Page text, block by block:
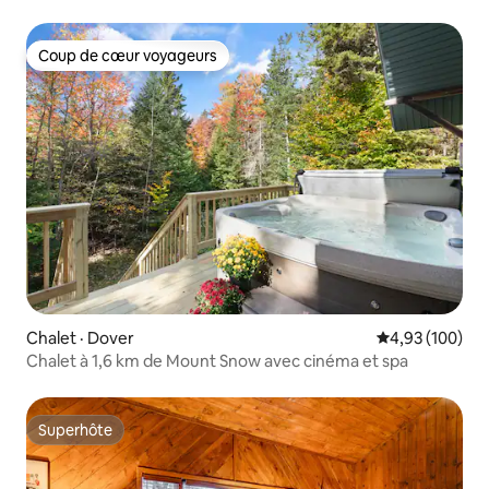
Coup de cœur voyageurs
Coup de cœur voyageurs
Chalet · Dover Note
4,93 (100)
Chalet à 1,6 km de Mount Snow avec cinéma et spa
Superhôte
Superhôte